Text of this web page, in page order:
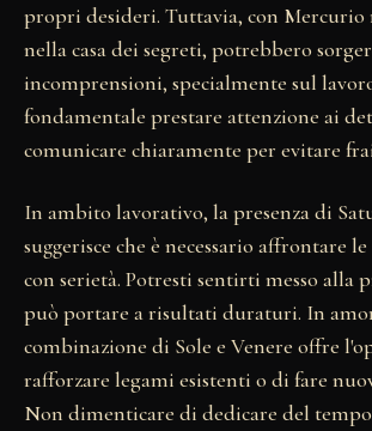
propri desideri. Tuttavia, con Mercurio
nella casa dei segreti, potrebbero
incomprensioni, specialmente sul
fondamentale prestare attenzione ai
comunicare chiaramente per evitare
In ambito lavorativo, la presenza di
suggerisce che è necessario affrontare
con serietà. Potresti sentirti messo alla
può portare a risultati duraturi. In
combinazione di Sole e Venere offre
rafforzare legami esistenti o di fare
Non dimenticare di dedicare del tempo